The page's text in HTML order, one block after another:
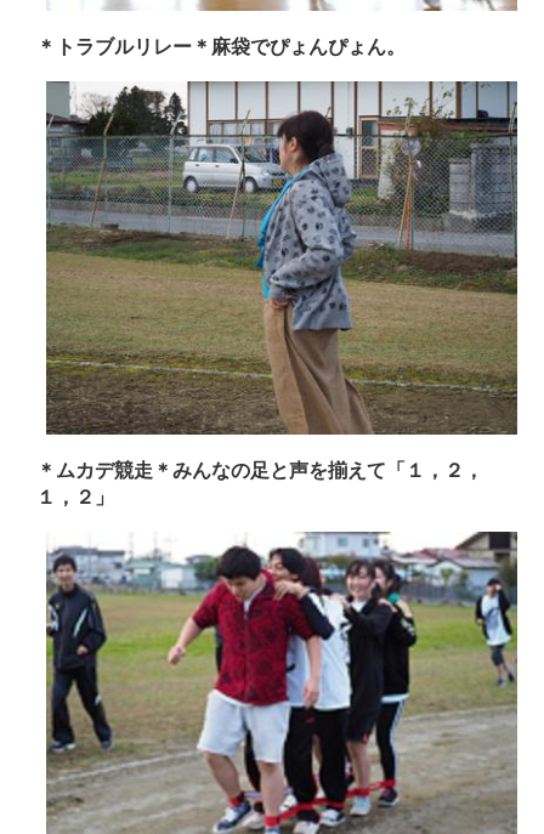
＊トラブルリレー＊麻袋でぴょんぴょん。
＊ムカデ競走＊みんなの足と声を揃えて「１，２，
１，２」